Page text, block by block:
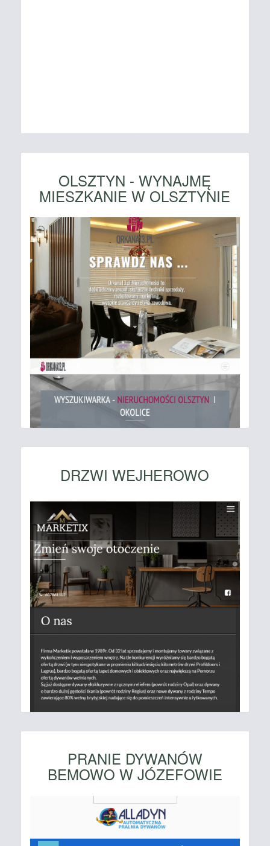
OLSZTYN - WYNAJMĘ
MIESZKANIE W OLSZTYNIE
DRZWI WEJHEROWO
PRANIE DYWANÓW
BEMOWO W JÓZEFOWIE